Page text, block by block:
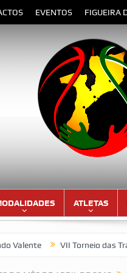
EVENTOS FIGUEIRA
ATLETAS
VII Torneio das Traseiras